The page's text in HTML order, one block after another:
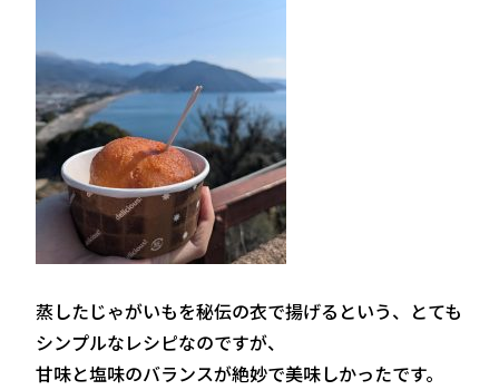
蒸したじゃがいもを秘伝の衣で揚げるという、とても
シンプルなレシピなのですが、
甘味と塩味のバランスが絶妙で美味しかったです。